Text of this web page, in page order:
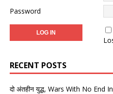
Password
RECENT POSTS
दो अंतहीन युद्ध, Wars With No End